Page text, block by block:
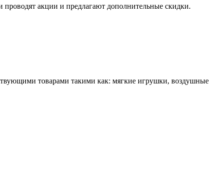
проводят акции и предлагают дополнительные скидки.
товарами такими как: мягкие игрушки, воздушные